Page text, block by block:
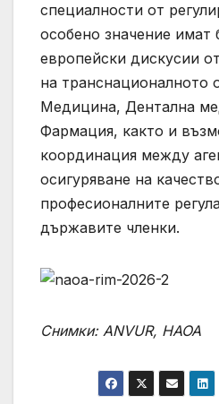
специалности от
особено значение имат
европейски дискусии
на транснационалното
Медицина, Дентална
Фармация, както и
координация между
осигуряване на
професионалните
държавите членки.
Снимки: ANVUR, НАОА